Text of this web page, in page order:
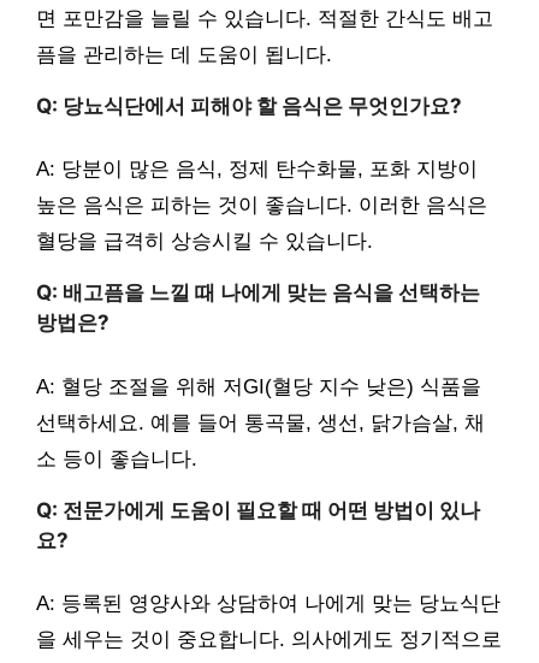
면 포만감을 늘릴 수 있습니다. 적절한 간식도 배고
픔을 관리하는 데 도움이 됩니다.
Q: 당뇨식단에서 피해야 할 음식은 무엇인가요?
A: 당분이 많은 음식, 정제 탄수화물, 포화 지방이
높은 음식은 피하는 것이 좋습니다. 이러한 음식은
혈당을 급격히 상승시킬 수 있습니다.
Q: 배고픔을 느낄 때 나에게 맞는 음식을 선택하는
방법은?
A: 혈당 조절을 위해 저GI(혈당 지수 낮은) 식품을
선택하세요. 예를 들어 통곡물, 생선, 닭가슴살, 채
소 등이 좋습니다.
Q: 전문가에게 도움이 필요할 때 어떤 방법이 있나
요?
A: 등록된 영양사와 상담하여 나에게 맞는 당뇨식단
을 세우는 것이 중요합니다. 의사에게도 정기적으로